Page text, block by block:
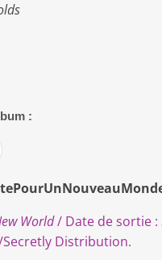
:
World/ Date de sortie :
Distribution.